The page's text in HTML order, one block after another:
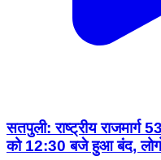
सतपुली: राष्ट्रीय
को 12:30 बजे हुआ बंद,